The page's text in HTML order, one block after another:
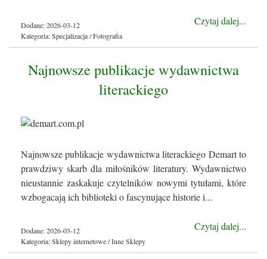
Czytaj dalej...
Dodane: 2026-03-12
Kategoria: Specjalizacja / Fotografia
Najnowsze publikacje wydawnictwa
literackiego
Najnowsze publikacje wydawnictwa literackiego Demart to
prawdziwy skarb dla miłośników literatury. Wydawnictwo
nieustannie zaskakuje czytelników nowymi tytułami, które
wzbogacają ich biblioteki o fascynujące historie i...
Czytaj dalej...
Dodane: 2026-03-12
Kategoria: Sklepy internetowe / Inne Sklepy